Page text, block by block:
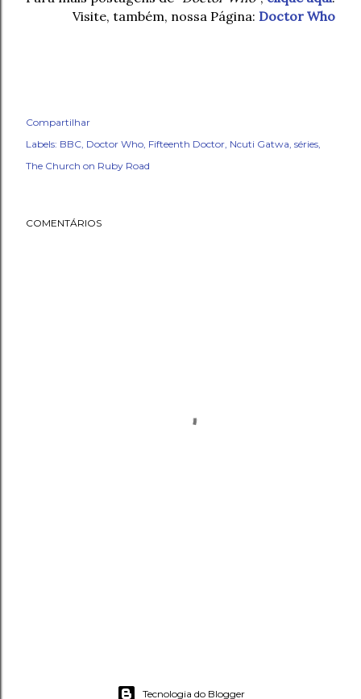
Visite, também, nossa Página: Doctor Who
Compartilhar
Labels: BBC Doctor Who Fifteenth Doctor Ncuti Gatwa séries
The Church on Ruby Road
COMENTÁRIOS
Tecnologia do Blogger